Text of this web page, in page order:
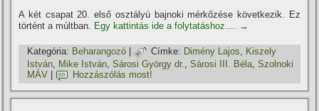
A két csapat 20. első osztályú bajnoki mérkőzése következik. Ez
történt a múltban. Egy kattintás ide a folytatáshoz.... →
Kategória: Beharangozó | Címke: Dimény Lajos, Kiszely
István, Mike István,Sárosi György dr.,Sárosi III. Béla,Szolnoki
MÁV
Hozzászólás most!